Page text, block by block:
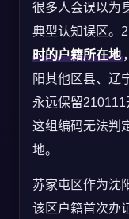
很多人会误以为
典型认知误区。
时的户籍所在地
阳其他区县、辽
永远保留
这组编码无法判
地。
苏家屯区作为沈
该区户籍首次办